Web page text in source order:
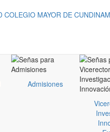
Admisiones